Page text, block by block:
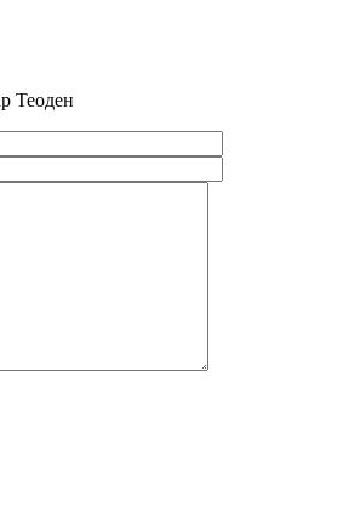
Теоден